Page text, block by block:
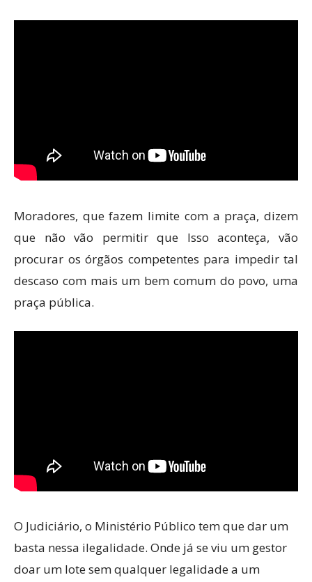
Moradores, que fazem limite com a praça, dizem
que não vão permitir que Isso aconteça, vão
procurar os órgãos competentes para impedir tal
descaso com mais um bem comum do povo, uma
praça pública.
O Judiciário, o Ministério Público tem que dar um
basta nessa ilegalidade. Onde já se viu um gestor
doar um lote sem qualquer legalidade a um